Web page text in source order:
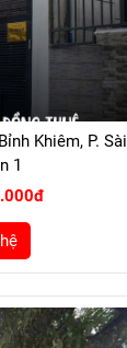
Khiêm, P. Sài
1